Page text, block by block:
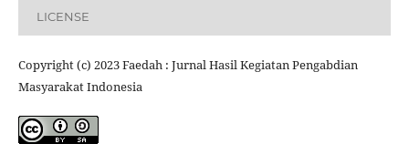
LICENSE
Copyright (c) 2023 Faedah : Jurnal Hasil Kegiatan Pengabdian
Masyarakat Indonesia